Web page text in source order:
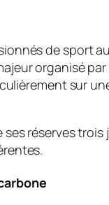
de sport
organisé
sur
ses réserves